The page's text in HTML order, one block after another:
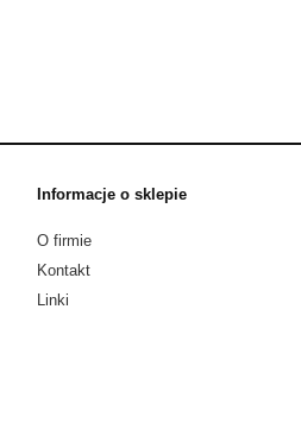
Informacje o sklepie
O firmie
Kontakt
Linki